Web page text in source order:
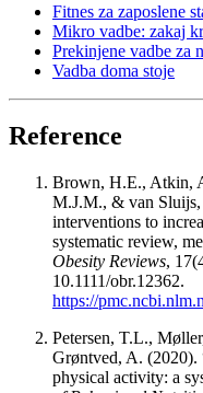
Fitnes za zaposlene
Mikro vadbe: zakaj
Prekinjene vadbe za
Vadba doma stoje
Reference
Brown, H.E., Atkin,
M.J.M., & van Sluijs,
interventions to
systematic review,
Obesity Reviews,
10.1111/obr.12362.
https://
Petersen, T.L.,
Grøntved, A. (2020).
physical activity: a